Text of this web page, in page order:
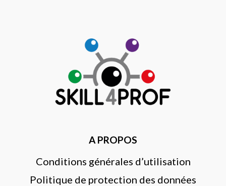
A PROPOS
Conditions générales d’utilisation
Politique de protection des données